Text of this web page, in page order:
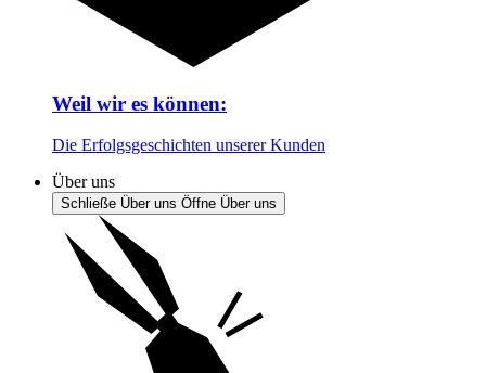
Weil wir es können:
Die Erfolgsgeschichten unserer Kunden
Über uns
Schließe Über uns Öffne Über uns